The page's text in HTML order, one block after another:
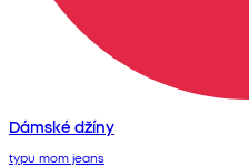
Dámské džíny
typu mom jeans